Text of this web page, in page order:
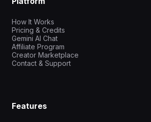
How It Works
Pricing & Credits
Gemini AI Chat
Affiliate Program
Creator Marketplace
Contact & Support
Features